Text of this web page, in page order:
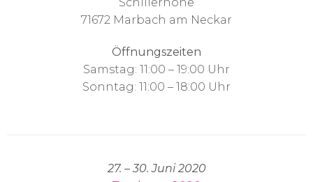
71672 Marbach am Neckar
Öffnungszeiten
Samstag: 11:00 – 19:00 Uhr
Sonntag: 11:00 – 18:00 Uhr
27. – 30. Juni 2020